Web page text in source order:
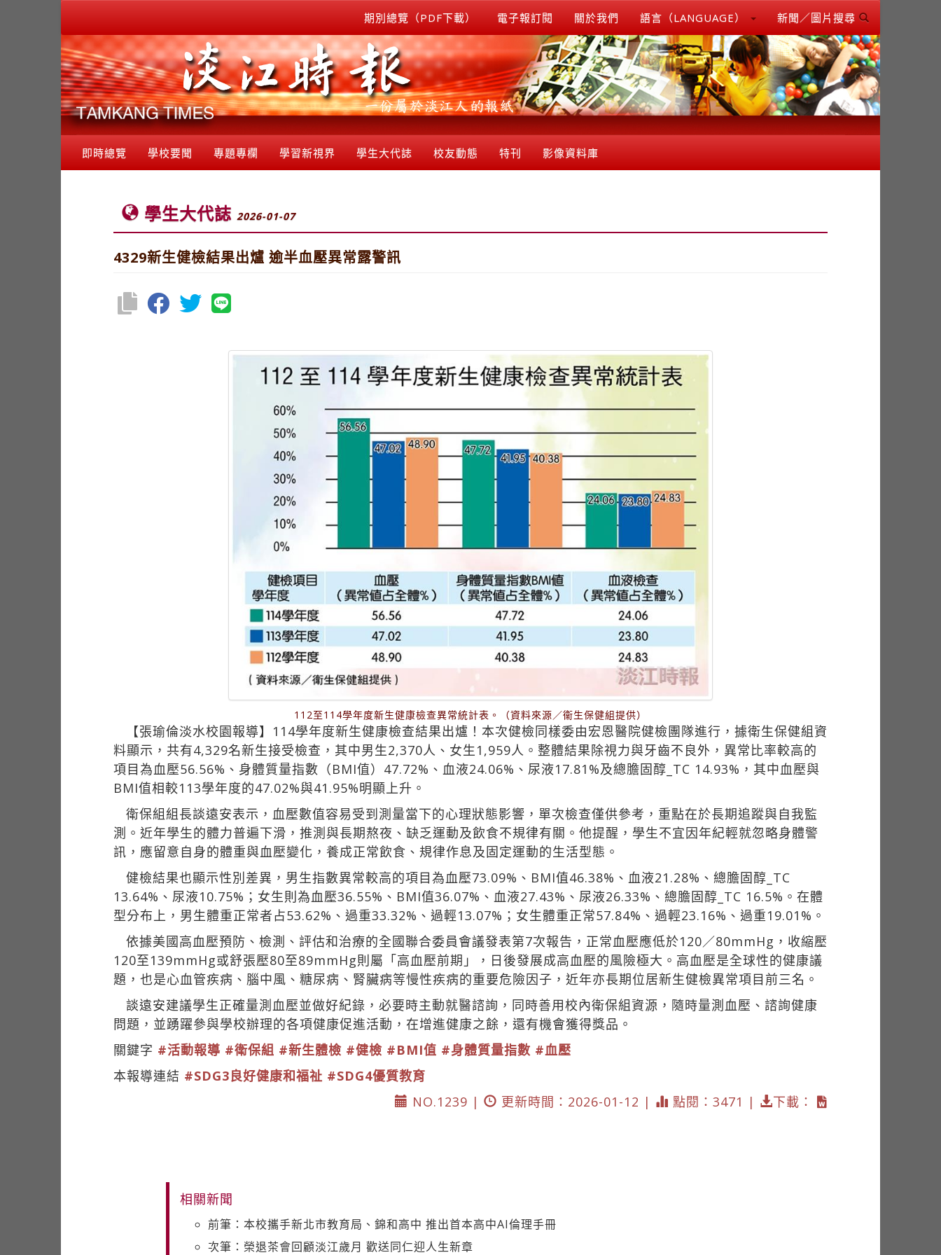
期別總覽（PDF下載） 電子報訂閱 關於我們 語言（LANGUAGE） 新聞／圖片搜尋
即時總覽 學校要聞 專題專欄 學習新視界 學生大代誌 校友動態 特刊 影像資料庫
學生大代誌 2026-01-07
4329新生健檢結果出爐 逾半血壓異常露警訊
112至114學年度新生健康檢查異常統計表。（資料來源／衞生保健組提供）
【張瑜倫淡水校園報導】114學年度新生健康檢查結果出爐！本次健檢同樣委由宏恩醫院健檢團隊進行，據衛生保健組資
料顯示，共有4,329名新生接受檢查，其中男生2,370人、女生1,959人。整體結果除視力與牙齒不良外，異常比率較高的
項目為血壓56.56%、身體質量指數（BMI值）47.72%、血液24.06%、尿液17.81%及總膽固醇_TC 14.93%，其中血壓與
BMI值相較113學年度的47.02%與41.95%明顯上升。
衛保組組長談遠安表示，血壓數值容易受到測量當下的心理狀態影響，單次檢查僅供參考，重點在於長期追蹤與自我監
測。近年學生的體力普遍下滑，推測與長期熬夜、缺乏運動及飲食不規律有關。他提醒，學生不宜因年紀輕就忽略身體警
訊，應留意自身的體重與血壓變化，養成正常飲食、規律作息及固定運動的生活型態。
健檢結果也顯示性別差異，男生指數異常較高的項目為血壓73.09%、BMI值46.38%、血液21.28%、總膽固醇_TC
13.64%、尿液10.75%；女生則為血壓36.55%、BMI值36.07%、血液27.43%、尿液26.33%、總膽固醇_TC 16.5%。在體
型分布上，男生體重正常者占53.62%、過重33.32%、過輕13.07%；女生體重正常57.84%、過輕23.16%、過重19.01%。
依據美國高血壓預防、檢測、評估和治療的全國聯合委員會議發表第7次報告，正常血壓應低於120／80mmHg，收縮壓
120至139mmHg或舒張壓80至89mmHg則屬「高血壓前期」，日後發展成高血壓的風險極大。高血壓是全球性的健康議
題，也是心血管疾病、腦中風、糖尿病、腎臟病等慢性疾病的重要危險因子，近年亦長期位居新生健檢異常項目前三名。
談遠安建議學生正確量測血壓並做好紀錄，必要時主動就醫諮詢，同時善用校內衛保組資源，隨時量測血壓、諮詢健康
問題，並踴躍參與學校辦理的各項健康促進活動，在增進健康之餘，還有機會獲得獎品。
關鍵字 #活動報導 #衛保組 #新生體檢 #健檢 #BMI值 #身體質量指數 #血壓
本報導連結 #SDG3良好健康和福祉 #SDG4優質教育
NO.1239 |
更新時間：2026-01-12 | 點閱：3471 | 下載：
相關新聞
前筆：本校攜手新北市教育局、錦和高中 推出首本高中AI倫理手冊
次筆：榮退茶會回顧淡江歲月 歡送同仁迎人生新章